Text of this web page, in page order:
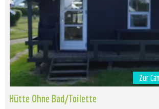
Zur
Hütte Ohne Bad/Toilette